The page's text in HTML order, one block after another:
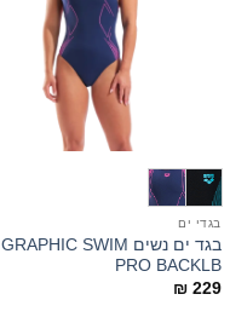
בגדי ים
בגד ים נשים GRAPHIC SWIM
PRO BACKLB
₪ 229